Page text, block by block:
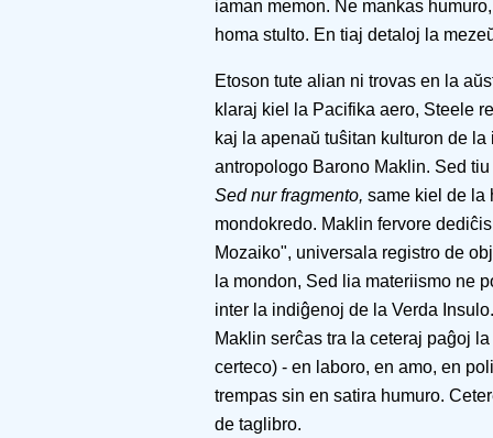
iaman memon. Ne mankas
homa stulto. En tiaj detaloj la
Etoson tute alian ni trovas en la
klaraj kiel la Pacifika aero, Steele
kaj la apenaŭ tuŝitan kulturon de
antropologo Barono Maklin. Sed
Sed nur fragmento, same kiel de la
mondokredo. Maklin fervore
Mozaiko", universala registro de
la mondon, Sed lia materiismo ne
inter la indiĝenoj de la Verda
Maklin serĉas tra la ceteraj paĝoj
certeco) - en laboro, en amo, en
trempas sin en satira humuro.
de taglibro.